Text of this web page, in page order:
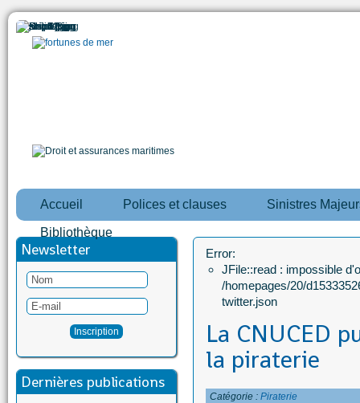
Accueil Polices et clauses Sinistres
Bibliothèque
Newsletter
Dernières publications
Error:
JFile::read : impossible
/homepages/20/
twitter.json
La CNUCED
la piraterie
Catégorie : Piraterie